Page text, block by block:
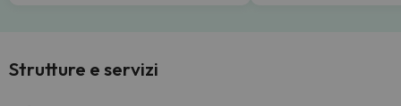
Strutture e servizi